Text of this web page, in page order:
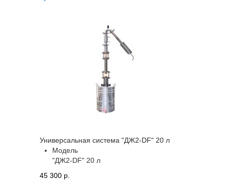
Универсальная система "ДЖ2-DF" 20 л
Модель
"ДЖ2-DF" 20 л
45 300 p.